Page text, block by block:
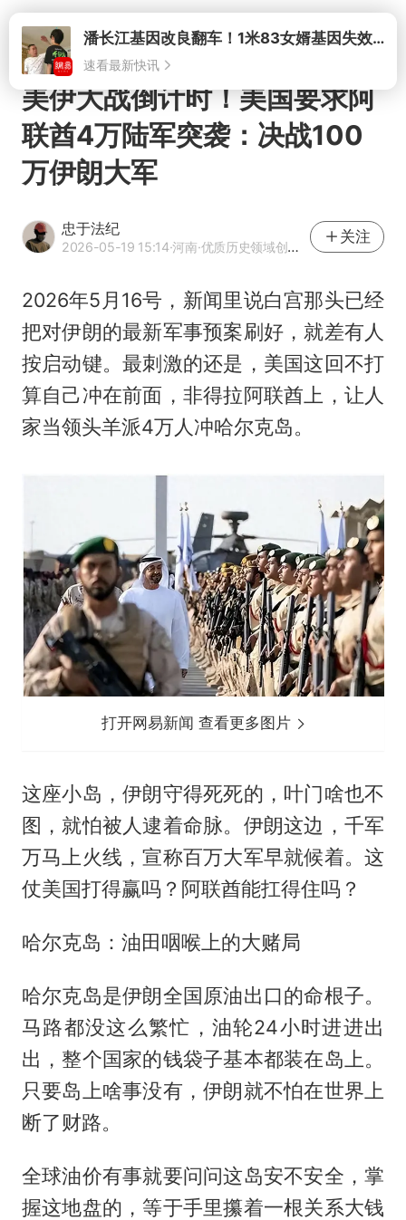
打开
美伊大战倒计时！美国要求阿
联酋4万陆军突袭：决战100
万伊朗大军
忠于法纪
2026-05-19 15:14·河南·优质历史领域创作者
关注
2026年5月16号，新闻里说白宫那头已经
把对伊朗的最新军事预案刷好，就差有人
按启动键。最刺激的还是，美国这回不打
算自己冲在前面，非得拉阿联酋上，让人
家当领头羊派4万人冲哈尔克岛。
打开网易新闻 查看更多图片
这座小岛，伊朗守得死死的，叶门啥也不
图，就怕被人逮着命脉。伊朗这边，千军
万马上火线，宣称百万大军早就候着。这
仗美国打得赢吗？阿联酋能扛得住吗？
哈尔克岛：油田咽喉上的大赌局
哈尔克岛是伊朗全国原油出口的命根子。
马路都没这么繁忙，油轮24小时进进出
出，整个国家的钱袋子基本都装在岛上。
只要岛上啥事没有，伊朗就不怕在世界上
断了财路。
全球油价有事就要问问这岛安不安全，掌
握这地盘的，等于手里攥着一根关系大钱